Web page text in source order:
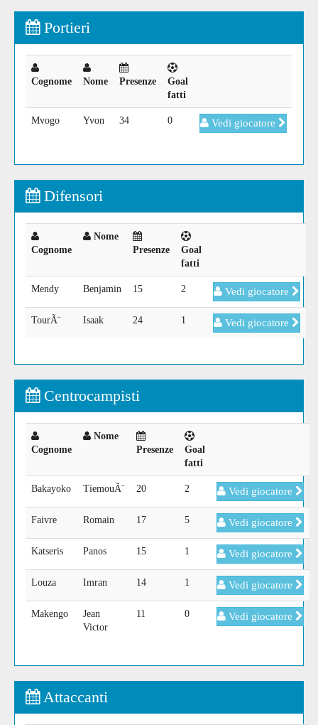
Portieri
Cognome Nome Presenze
Goal
fatti
Mvogo Yvon 34 0 Vedi giocatore
Difensori
Cognome
Nome
Presenze
Goal
fatti
Mendy Benjamin 15 2 Vedi giocatore
TourÃ¨ Isaak 24 1 Vedi giocatore
Centrocampisti
Cognome
Nome
Presenze
Goal
fatti
Bakayoko TiemouÃ¨ 20 2 Vedi giocatore
Faivre Romain 17 5 Vedi giocatore
Katseris Panos 15 1 Vedi giocatore
Louza Imran 14 1 Vedi giocatore
Makengo
Jean
Victor
11 0 Vedi giocatore
Attaccanti